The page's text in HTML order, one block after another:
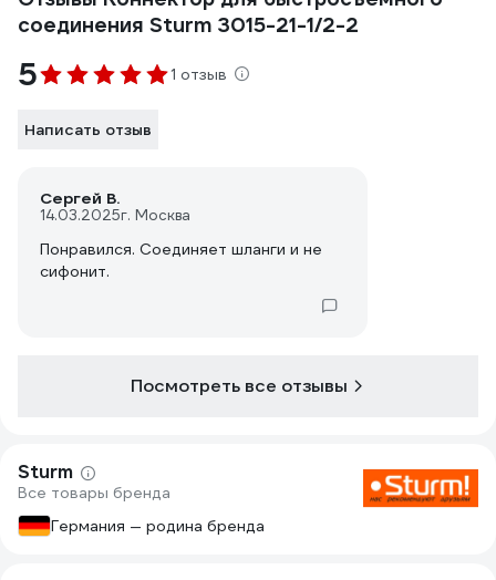
соединения Sturm 3015-21-1/2-2
5 1 отзыв
Написать отзыв
Сергей В.
14.03.2025г. Москва
Понравился. Соединяет шланги и не
сифонит.
Посмотреть все отзывы
Sturm
Все товары бренда
Германия — родина бренда